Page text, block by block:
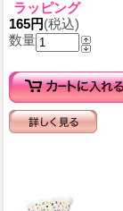
ラッピング
165円(税込)
数量